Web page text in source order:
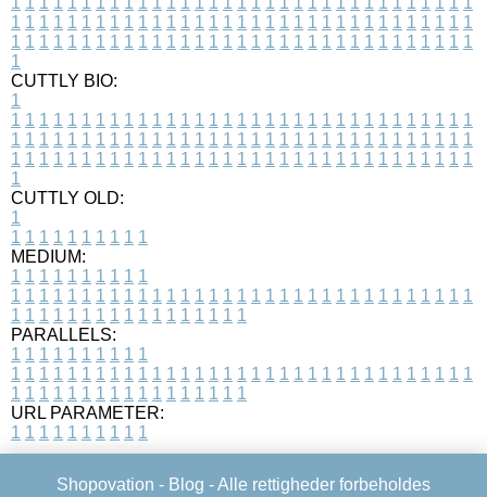
1 1 1 1 1 1 1 1 1 1 1 1 1 1 1 1 1 1 1 1 1 1 1 1 1 1 1 1 1 1 1 1 1
1 1 1 1 1 1 1 1 1 1 1 1 1 1 1 1 1 1 1 1 1 1 1 1 1 1 1 1 1 1 1 1 1
1
CUTTLY BIO:
1
1 1 1 1 1 1 1 1 1 1 1 1 1 1 1 1 1 1 1 1 1 1 1 1 1 1 1 1 1 1 1 1 1
1 1 1 1 1 1 1 1 1 1 1 1 1 1 1 1 1 1 1 1 1 1 1 1 1 1 1 1 1 1 1 1 1
1 1 1 1 1 1 1 1 1 1 1 1 1 1 1 1 1 1 1 1 1 1 1 1 1 1 1 1 1 1 1 1 1
1
CUTTLY OLD:
1
1 1 1 1 1 1 1 1 1 1
MEDIUM:
1 1 1 1 1 1 1 1 1 1
1 1 1 1 1 1 1 1 1 1 1 1 1 1 1 1 1 1 1 1 1 1 1 1 1 1 1 1 1 1 1 1 1
1 1 1 1 1 1 1 1 1 1 1 1 1 1 1 1 1
PARALLELS:
1 1 1 1 1 1 1 1 1 1
1 1 1 1 1 1 1 1 1 1 1 1 1 1 1 1 1 1 1 1 1 1 1 1 1 1 1 1 1 1 1 1 1
1 1 1 1 1 1 1 1 1 1 1 1 1 1 1 1 1
URL PARAMETER:
1 1 1 1 1 1 1 1 1 1
Shopovation - Blog - Alle rettigheder forbeholdes